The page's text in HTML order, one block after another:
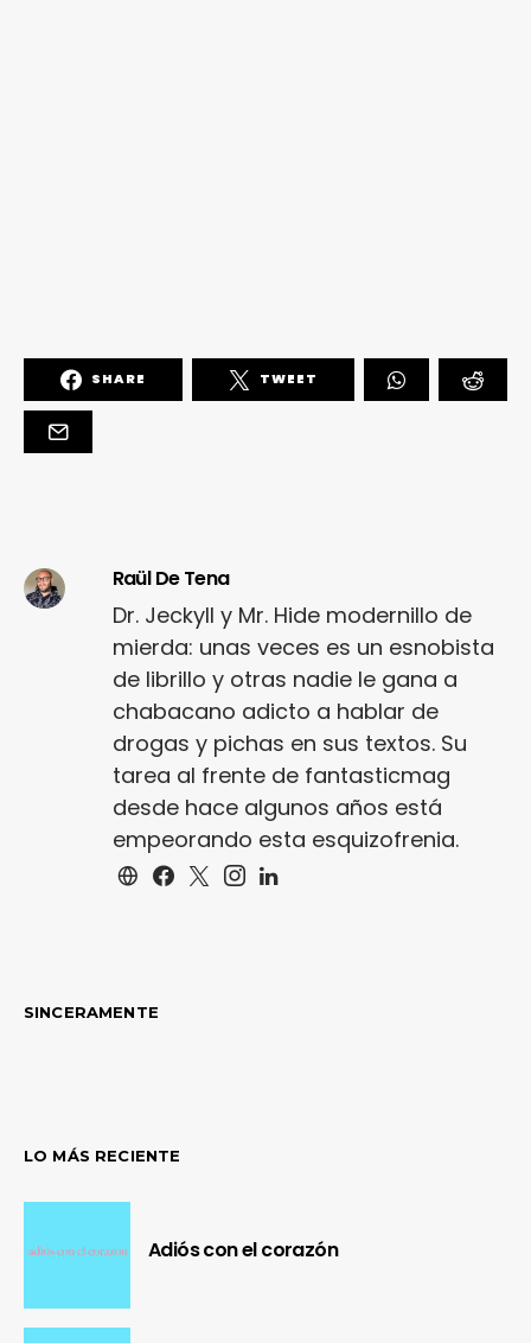
SHARE TWEET
Raül De Tena
Dr. Jeckyll y Mr. Hide modernillo de
mierda: unas veces es un esnobista
de librillo y otras nadie le gana a
chabacano adicto a hablar de
drogas y pichas en sus textos. Su
tarea al frente de fantasticmag
desde hace algunos años está
empeorando esta esquizofrenia.
SINCERAMENTE
LO MÁS RECIENTE
Adiós con el corazón